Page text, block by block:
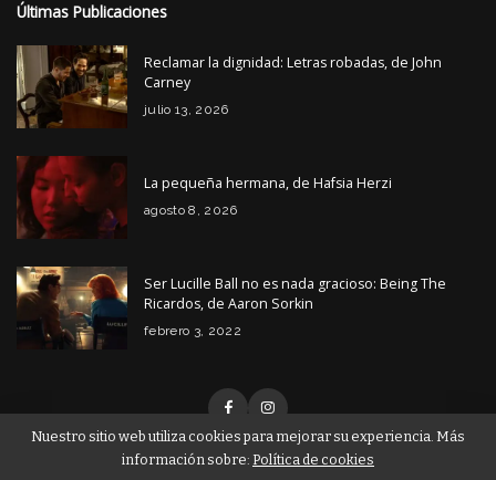
Últimas Publicaciones
Reclamar la dignidad: Letras robadas, de John
Carney
julio 13, 2026
La pequeña hermana, de Hafsia Herzi
agosto 8, 2026
Ser Lucille Ball no es nada gracioso: Being The
Ricardos, de Aaron Sorkin
febrero 3, 2022
Nuestro sitio web utiliza cookies para mejorar su experiencia. Más
información sobre: Política de cookies